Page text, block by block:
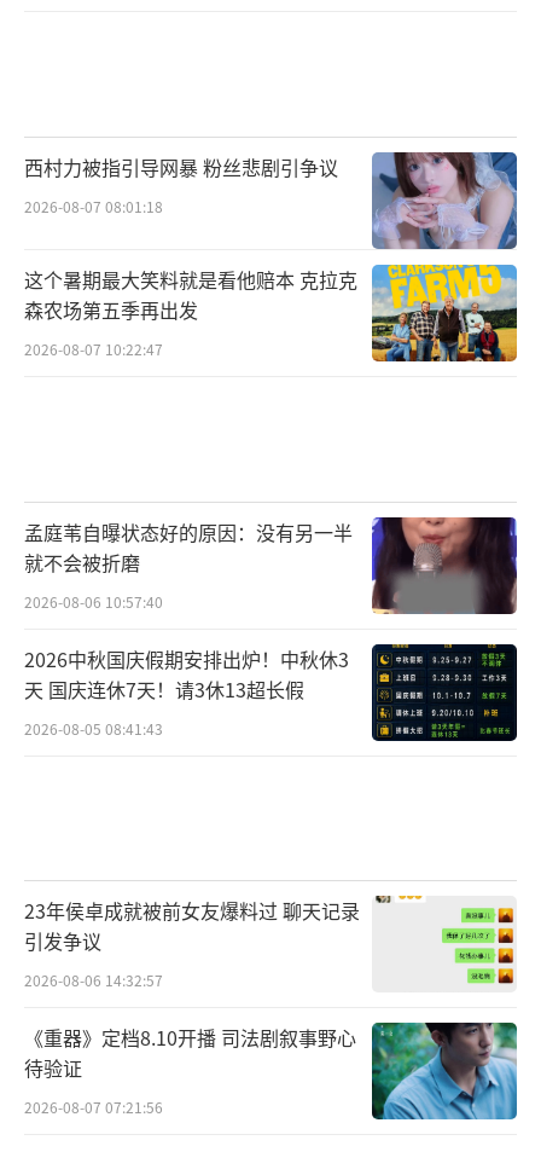
对于这次延期，陈奕迅经纪人也坦言，对
便，表示诚挚歉意，希望请大家谅解。有关延
期的具体安排和补偿安排，将由主办方广州宝
辉文化发展有限公司将向歌迷公布。Fear and
西村力被指引导网暴 粉丝悲剧引争议
2026-08-07 08:01:18
这个暑期最大笑料就是看他赔本 克拉克
森农场第五季再出发
2026-08-07 10:22:47
孟庭苇自曝状态好的原因：没有另一半
就不会被折磨
2026-08-06 10:57:40
2026中秋国庆假期安排出炉！中秋休3
天 国庆连休7天！请3休13超长假
2026-08-05 08:41:43
23年侯卓成就被前女友爆料过 聊天记录
引发争议
2026-08-06 14:32:57
《重器》定档8.10开播 司法剧叙事野心
待验证
2026-08-07 07:21:56